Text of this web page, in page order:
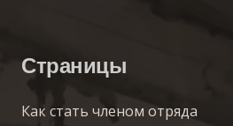
Страницы
Как стать членом отряда